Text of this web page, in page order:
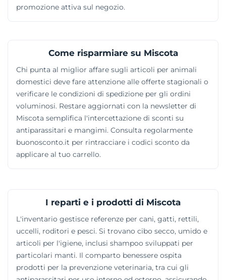
promozione attiva sul negozio.
Come risparmiare su Miscota
Chi punta al miglior affare sugli articoli per animali
domestici deve fare attenzione alle offerte stagionali o
verificare le condizioni di spedizione per gli ordini
voluminosi. Restare aggiornati con la newsletter di
Miscota semplifica l'intercettazione di sconti su
antiparassitari e mangimi. Consulta regolarmente
buonosconto.it per rintracciare i codici sconto da
applicare al tuo carrello.
I reparti e i prodotti di Miscota
L'inventario gestisce referenze per cani, gatti, rettili,
uccelli, roditori e pesci. Si trovano cibo secco, umido e
articoli per l'igiene, inclusi shampoo sviluppati per
particolari manti. Il comparto benessere ospita
prodotti per la prevenzione veterinaria, tra cui gli